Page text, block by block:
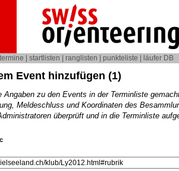
termine startlisten ranglisten punkteliste läufer DB
Event hinzufügen (1)
Angaben zu den Events in der Terminliste
Meldeschluss und Koordinaten des
überprüft und in die Terminliste